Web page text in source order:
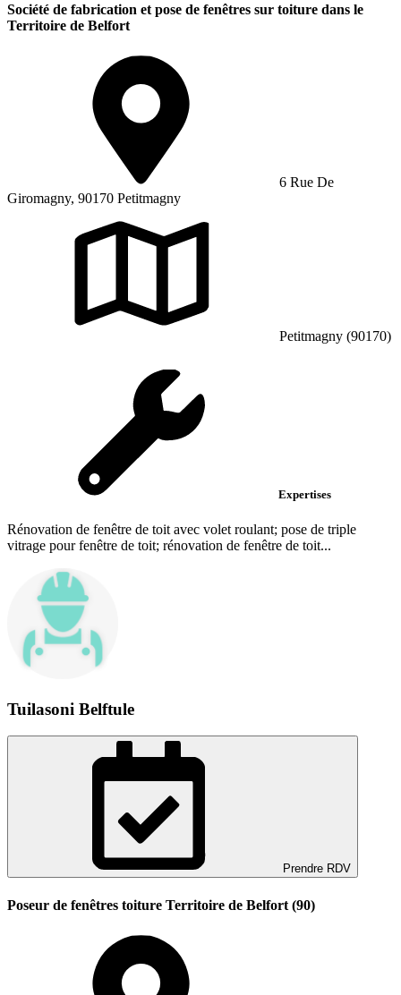
Société de fabrication et pose de fenêtres sur toiture dans le
Territoire de Belfort
6 Rue De
Giromagny, 90170 Petitmagny
Petitmagny (90170)
Expertises
Rénovation de fenêtre de toit avec volet roulant; pose de triple
vitrage pour fenêtre de toit; rénovation de fenêtre de toit...
Tuilasoni Belftule
Prendre RDV
Poseur de fenêtres toiture Territoire de Belfort (90)